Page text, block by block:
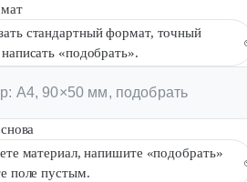
стандартный формат, точный
«подобрать».
материал, напишите «подобрать»
поле пустым.